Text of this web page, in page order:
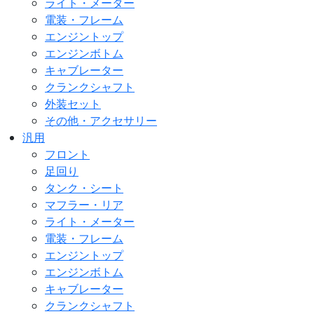
電装・フレーム
エンジントップ
エンジンボトム
キャブレーター
クランクシャフト
外装セット
その他・アクセサリー
汎用
フロント
足回り
タンク・シート
マフラー・リア
ライト・メーター
電装・フレーム
エンジントップ
エンジンボトム
キャブレーター
クランクシャフト